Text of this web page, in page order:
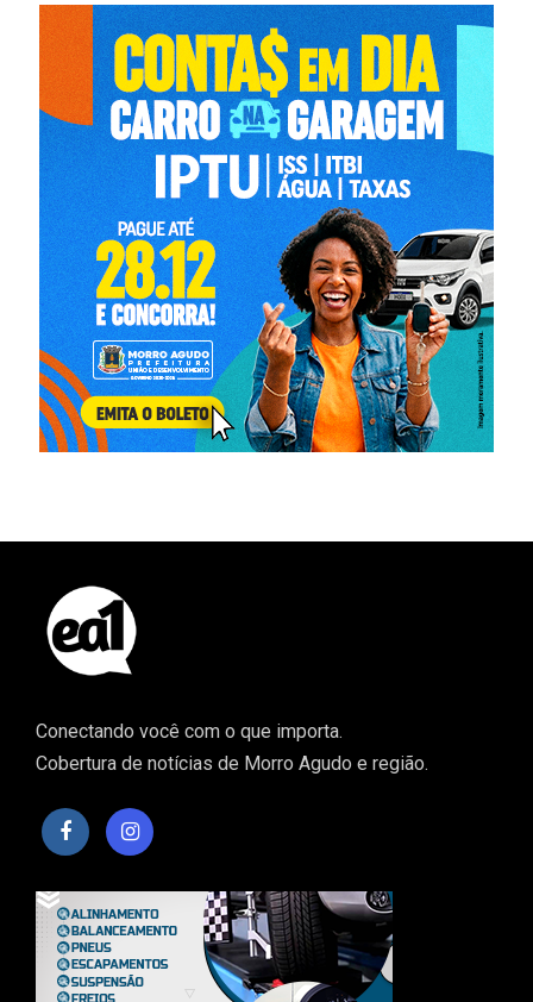
Conectando você com o que importa.
Cobertura de notícias de Morro Agudo e região.